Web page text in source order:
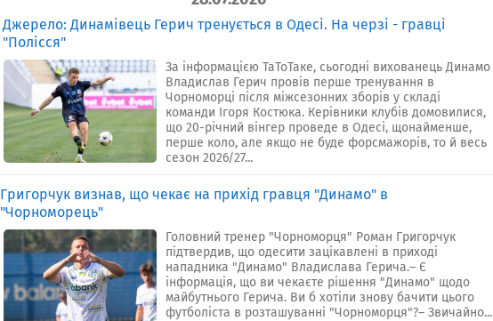
Джерело: Динамiвець ​Герич тренується в Одесі. На черзі - гравці
"Полісся"
За інформацією ТаТоТаке, сьогодні вихованець Динамо
Владислав Герич провів перше тренування в
Чорноморці після міжсезонних зборів у складі
команди Ігоря Костюка. Керівники клубів домовилися,
що 20-річний вінгер проведе в Одесі, щонайменше,
перше коло, але якщо не буде форсмажорів, то й весь
сезон 2026/27...
Григорчук визнав, що чекає на прихід гравця "Динамо" в
"Чорноморець"
Головний тренер "Чорноморця" Роман Григорчук
підтвердив, що одесити зацікавлені в приході
нападника "Динамо" Владислава Герича.– Є
інформація, що ви чекаєте рішення "Динамо" щодо
майбутнього Герича. Ви б хотіли знову бачити цього
футболіста в розташуванні "Чорноморця"?– Звичайно...